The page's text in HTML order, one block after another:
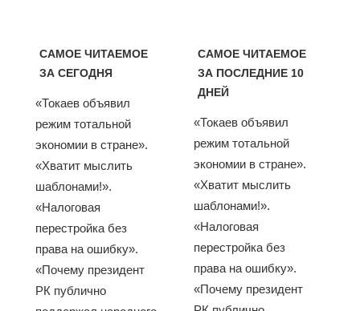
САМОЕ ЧИТАЕМОЕ
ЗА СЕГОДНЯ
«Токаев объявил
режим тотальной
экономии в стране».
«Хватит мыслить
шаблонами!».
«Налоговая
перестройка без
права на ошибку».
«Почему президент
РК публично
САМОЕ ЧИТАЕМОЕ
ЗА ПОСЛЕДНИЕ 10
ДНЕЙ
«Токаев объявил
режим тотальной
экономии в стране».
«Хватит мыслить
шаблонами!».
«Налоговая
перестройка без
права на ошибку».
«Почему президент